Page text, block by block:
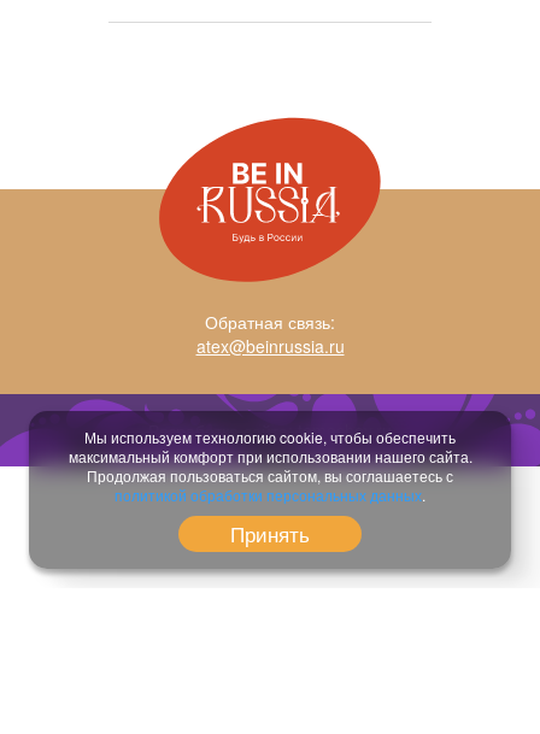
Обратная связь:
atex@beinrussia.ru
Разработка сайта:temeshov.ru
Мы используем технологию cookie, чтобы обеспечить
максимальный комфорт при использовании нашего сайта.
Продолжая пользоваться сайтом, вы соглашаетесь с
политикой обработки персональных данных.
Принять